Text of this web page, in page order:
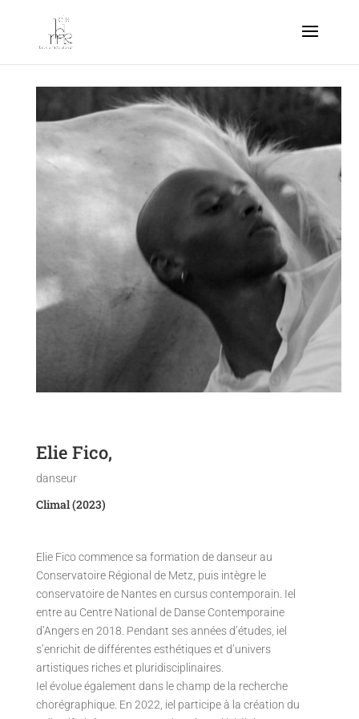
Elie Fico,
danseur
Climal (2023)
Elie Fico commence sa formation de danseur au
Conservatoire Régional de Metz, puis intègre le
conservatoire de Nantes en cursus contemporain. Iel
entre au Centre National de Danse Contemporaine
d’Angers en 2018. Pendant ses années d’études, iel
s’enrichit de différentes esthétiques et d’univers
artistiques riches et pluridisciplinaires.
Iel évolue également dans le champ de la recherche
chorégraphique. En 2022, iel participe à la création du